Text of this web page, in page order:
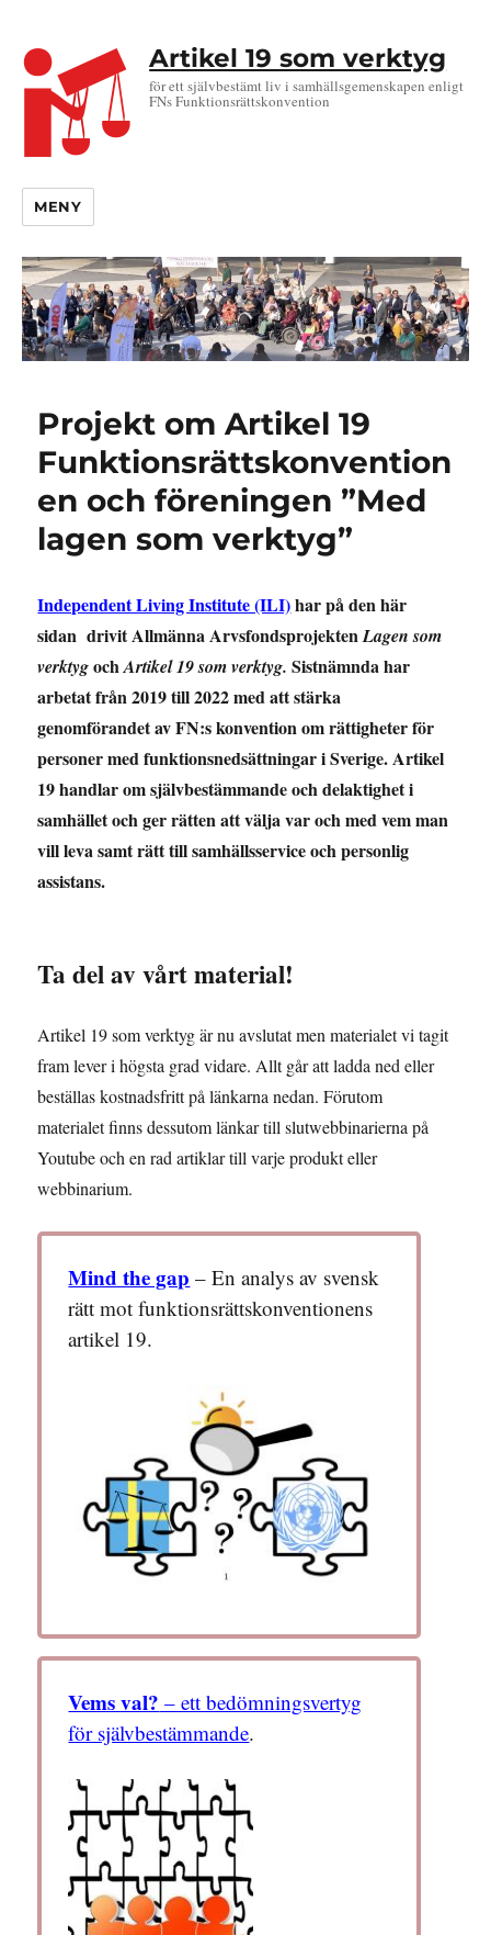
Artikel 19 som verktyg
för ett självbestämt liv i samhällsgemenskapen enligt
FNs Funktionsrättskonvention
MENY
Projekt om Artikel 19
Funktionsrättskonvention
en och föreningen ”Med
lagen som verktyg”
Independent Living Institute (ILI)har på den här
sidan drivit Allmänna ArvsfondsprojektenLagen som
verktygochArtikel 19 som verktyg. Sistnämnda har
arbetat från 2019 till 2022 med att stärka
genomförandet av FN:s konvention om rättigheter för
personer med funktionsnedsättningar i Sverige. Artikel
19 handlar om självbestämmande och delaktighet i
samhället och ger rätten att välja var och med vem man
vill leva samt rätt till samhällsservice och personlig
assistans.
Ta del av vårt material!
Artikel 19 som verktyg är nu avslutat men materialet vi tagit
fram lever i högsta grad vidare. Allt går att ladda ned eller
beställas kostnadsfritt på länkarna nedan. Förutom
materialet finns dessutom länkar till slutwebbinarierna på
Youtube och en rad artiklar till varje produkt eller
webbinarium.
Mind the gap – En analys av svensk
rätt mot funktionsrättskonventionens
artikel 19.
Vems val? – ett bedömningsvertyg
för självbestämmande.